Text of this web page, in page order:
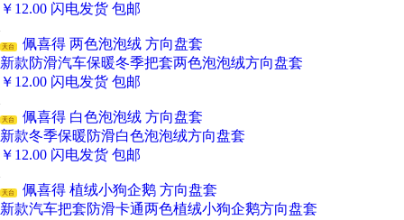
￥ 12.00 闪电发货 包邮
天台
佩喜得 两色泡泡绒 方向盘套
新款防滑汽车保暖冬季把套两色泡泡绒方向盘套
￥ 12.00 闪电发货 包邮
天台
佩喜得 白色泡泡绒 方向盘套
新款冬季保暖防滑白色泡泡绒方向盘套
￥ 12.00 闪电发货 包邮
天台
佩喜得 植绒小狗企鹅 方向盘套
新款汽车把套防滑卡通两色植绒小狗企鹅方向盘套